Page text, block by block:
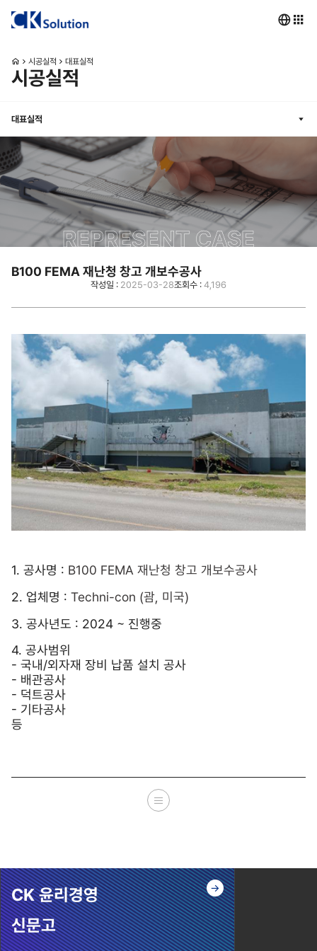
시공실적 대표실적
시공실적
대표실적
REPRESENT CASE
B100 FEMA 재난청 창고 개보수공사
작성일 : 2025-03-28조회수 : 4,196
1. 공사명 : B100 FEMA 재난청 창고 개보수공사
2. 업체명 : Techni-con (괌, 미국)
3. 공사년도 : 2024 ~ 진행중
4. 공사범위
- 국내/외자재 장비 납품 설치 공사
- 배관공사
- 덕트공사
- 기타공사
등
CK 윤리경영
신문고